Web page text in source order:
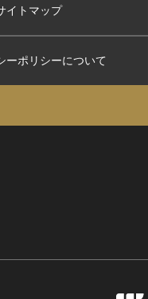
イトマップ
ーポリシーについて